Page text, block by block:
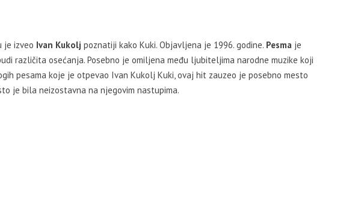
je izveo Ivan Kukolj poznatiji kako Kuki. Objavljena je 1996. godine. Pesma je
različita osećanja. Posebno je omiljena među ljubiteljima narodne muzike koji
pesama koje je otpevao Ivan Kukolj Kuki, ovaj hit zauzeo je posebno mesto
je bila neizostavna na njegovim nastupima.